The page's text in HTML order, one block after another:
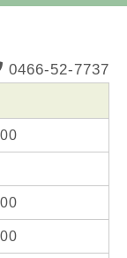
0466-52-7737